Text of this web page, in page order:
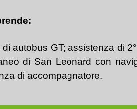
autobus GT; assistenza di
di San Leonard con
di accompagnatore.